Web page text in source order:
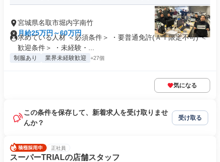
宮城県名取市堀内字南竹
月給25万円～60万円
求めている人材 ＜必須条件＞ ・要普通免許(ＡＴ限定不可) ＜
歓迎条件＞ ・未経験・...
制服あり 業界未経験歓迎 +27個
気になる
この条件を保存して、新着求人を受け取りませ
んか？
受け取る
正社員
スーパーTRIALの店舗スタッフ